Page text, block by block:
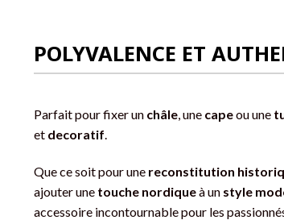
POLYVALENCE ET
Parfait pour fixer un châle, une capeou une
et decoratif.
Que ce soit pour une reconstitution
ajouter une touche nordiqueà un style
accessoire incontournable pour les